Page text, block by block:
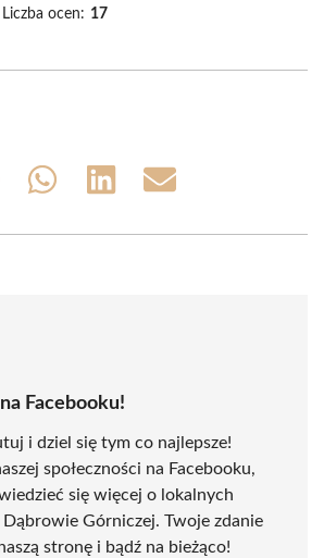
Liczba ocen: 17
Share
Share
Share
Facebooku!
i dziel się tym co najlepsze!
społeczności na Facebooku,
się więcej o lokalnych
Górniczej. Twoje zdanie
stronę i bądź na bieżąco!